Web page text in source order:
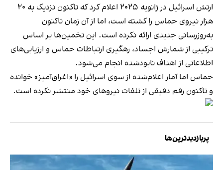
ارتش اسرائیل در ژانویه ۲۰۲۵ اعلام کرد که تاکنون نزدیک به ۲۰
هزار نیروی حماس را کشته است، اما از آن زمان تاکنون
به‌روزرسانی جدیدی ارائه نکرده است. این تخمین‌ها بر اساس
ترکیبی از شمارش اجساد، رهگیری ارتباطات حماس و ارزیابی‌های
اطلاعاتی از اهداف نابودشده انجام می‌شود.
حماس اما آمار اعلام‌شده از سوی اسرائیل را «اغراق‌آمیز» خوانده
و تاکنون رقم دقیقی از تلفات نیروهای خود منتشر نکرده است.
پربازدیدترین‌ها